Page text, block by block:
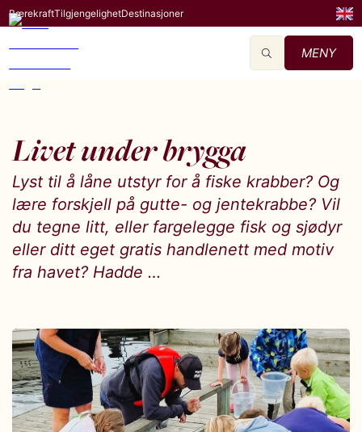
BærekraftTilgjengelighetDestinasjoner
MENY
Livet under brygga
Lyst til å låne utstyr for å fiske krabber? Og
lære forskjell på gutte- og jentekrabbe? Vil
du tegne litt, eller fargelegge fisk og sjødyr
eller ditt eget gratis handlenett med motiv
fra havet? Hadde …